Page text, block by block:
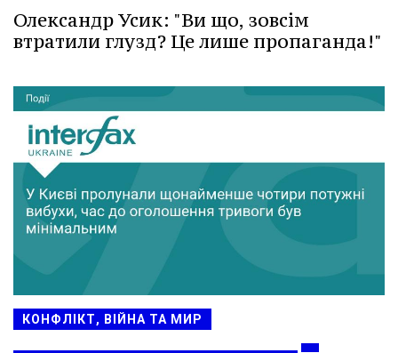
Олександр Усик: "Ви що, зовсім
втратили глузд? Це лише пропаганда!"
КОНФЛІКТ, ВІЙНА ТА МИР